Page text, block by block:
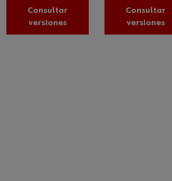
Consultar
versiones
Consultar
versiones